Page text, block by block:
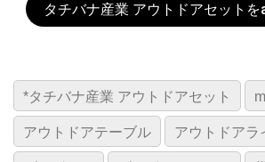
タチバナ産業 アウトドアセット
*タチバナ産業 アウトドアセット
アウトドアテーブル アウトドアラ